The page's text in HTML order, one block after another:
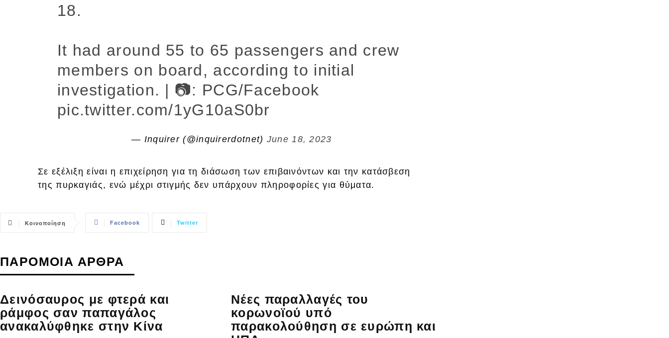
18.
It had around 55 to 65 passengers and crew
members on board, according to initial
investigation. | 📷: PCG/Facebook
pic.twitter.com/1yG10aS0br
— Inquirer (@inquirerdotnet) June 18, 2023
Σε εξέλιξη είναι η επιχείρηση για τη διάσωση των επιβαινόντων και την κατάσβεση
της πυρκαγιάς, ενώ μέχρι στιγμής δεν υπάρχουν πληροφορίες για θύματα.
Κοινοποίηση Facebook Twitter
ΠΑΡΟΜΟΙΑ ΑΡΘΡΑ
Δεινόσαυρος με φτερά και
ράμφος σαν παπαγάλος
ανακαλύφθηκε στην Κίνα
Νέες παραλλαγές του
κορωνοϊού υπό
παρακολούθηση σε ευρώπη και